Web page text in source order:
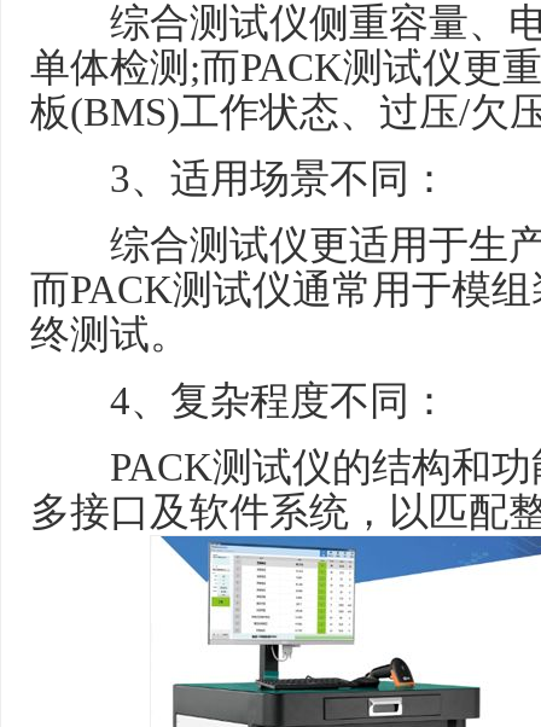
综合测试仪侧重容量、电
单体检测;而PACK测试仪更
板(BMS)工作状态、过压/欠
3、适用场景不同：
综合测试仪更适用于生产
而PACK测试仪通常用于模
终测试。
4、复杂程度不同：
PACK测试仪的结构和功
多接口及软件系统，以匹配